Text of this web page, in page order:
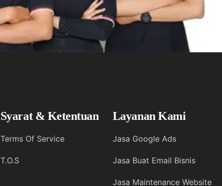
Syarat & Ketentuan
Terms Of Service
T.O.S
Layanan Kami
Jasa Google Ads
Jasa Buat Email Bisnis
Jasa Maintenance Website